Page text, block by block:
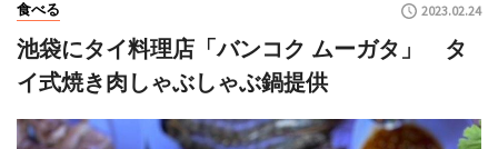
食べる 2023.02.24
池袋にタイ料理店「バンコク ムーガタ」 タ
イ式焼き肉しゃぶしゃぶ鍋提供